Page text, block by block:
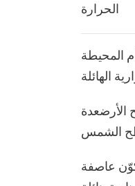
الحرارة
المحيطة
الأرضعدة
عاصفة